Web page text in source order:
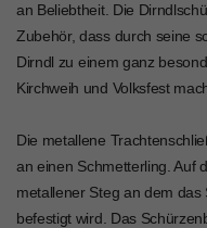
an Beliebtheit. Die
Zubehör, dass durch seine
Dirndl zu einem ganz
Kirchweih und Volksfest
Die metallene
an einen Schmetterling. Auf
metallener Steg an dem
befestigt wird. Das